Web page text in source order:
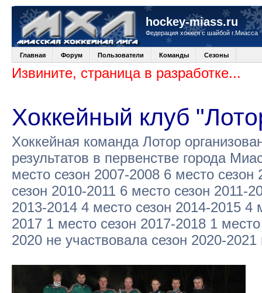
hockey-miass.ru
Федерация хоккея с шайбой г.Миасса
Главная Форум Пользователи Команды Сезоны
Извините, страница в разработке...
Хоккейный клуб
Хоккейная команда Лотор
результатов в первенстве города
место сезон 2007-2008 6 место
сезон 2010-2011 6 место сезон 2011-
2013-2014 4 место сезон 2014-2015 4
2017 1 место сезон 2017-2018 1
2020 не участвовала сезон 2020-